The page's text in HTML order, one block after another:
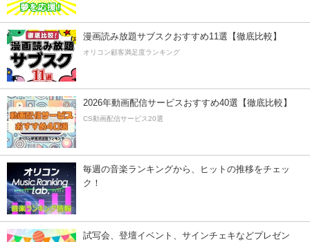
漫画読み放題サブスクおすすめ11選【徹底比較】
オリコン顧客満足度ランキング
2026年動画配信サービスおすすめ40選【徹底比較】
CS動画配信サービス20選
毎週の音楽ランキングから、ヒットの推移をチェッ
ク！
試写会、登壇イベント、サインチェキなどプレゼン